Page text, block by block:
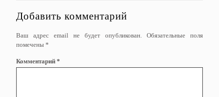
Добавить комментарий
Ваш адрес email не будет опубликован.
Обязательные поля
помечены *
Комментарий *